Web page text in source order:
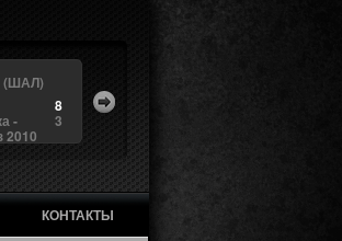
(ШАЛ)
8
3
-
2010
КОНТАКТЫ